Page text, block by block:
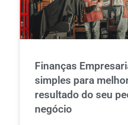
Finanças
simples para
resultado do seu
negócio